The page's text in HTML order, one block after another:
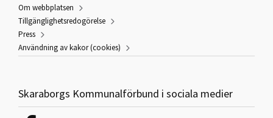
Om webbplatsen
Tillgänglighetsredogörelse
Press
Användning av kakor (cookies)
Skaraborgs Kommunalförbund i sociala medier